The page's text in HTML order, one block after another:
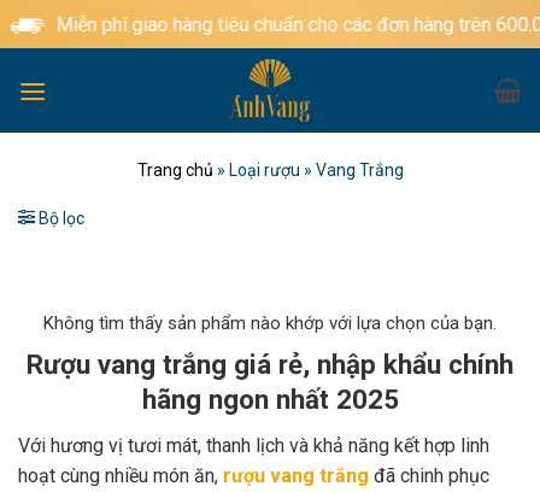
Bỏ
qua
dung
Miễn phí giao hàng tiêu chuẩn cho các đơn hàng trên
Trang chủ » Loại rượu » Vang Trắng
Bộ lọc
Không tìm thấy sản phẩm nào khớp với lựa chọn của bạn.
Rượu vang trắng giá rẻ, nhập khẩu chính
hãng ngon nhất 2025
Với hương vị tươi mát, thanh lịch và khả năng kết hợp linh
hoạt cùng nhiều món ăn, rượu vang trắng đã chinh phục